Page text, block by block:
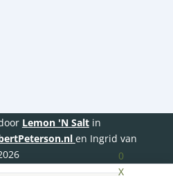
0
X
Lemon 'N Saltin
en Ingrid van